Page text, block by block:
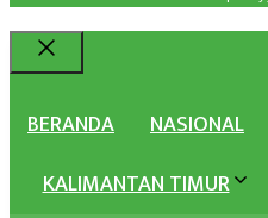
BERANDA
NASIONAL
KALIMANTAN TIMUR